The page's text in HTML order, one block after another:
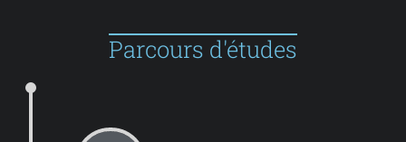
Parcours d'études